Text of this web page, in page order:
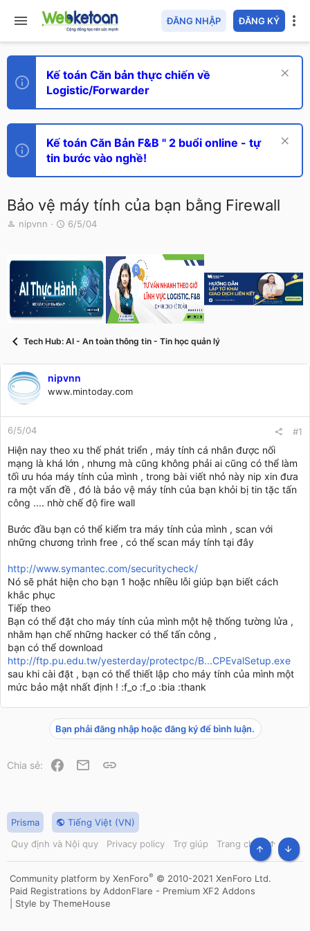
ĐĂNG NHẬP ĐĂNG KÝ
Kế toán Căn bản thực chiến về
Logistic/Forwarder
Kế toán Căn Bản F&B " 2 buổi online - tự
tin bước vào nghề!
Bảo vệ máy tính của bạn bằng Firewall
T
e
a
d
s
a
r
nipvnn
N
y
ử
i
6/5/04
Tech Hub: AI - An toàn thông tin - Tin học quản lý
nipvnn
www.mintoday.com
6/5/04 #1
Hiện nay theo xu thế phát triển , máy tính cá nhân được nối
mạng là khá lớn , nhưng mà cũng không phải ai cũng có thể làm
tối ưu hóa máy tính của mình , trong bài viết nhỏ này nip xin đưa
ra một vấn đề , đó là bảo vệ máy tính của bạn khỏi bị tin tặc tấn
công .... nhờ chế độ fire wall
Bước đầu bạn có thể kiểm tra máy tính của mình , scan với
những chương trình free , có thể scan máy tính tại đây
http://www.symantec.com/securitycheck/
Nó sẽ phát hiện cho bạn 1 hoặc nhiều lỗi giúp bạn biết cách
khắc phục
Tiếp theo
Bạn có thể đặt cho máy tính của mình một hệ thống tường lửa ,
nhằm hạn chế những hacker có thể tấn công ,
bạn có thể download
http://ftp.pu.edu.tw/yesterday/protectpc/B...CPEvalSetup.exe
sau khi cài đặt , bạn có thể thiết lập cho máy tính của mình một
mức bảo mật nhất định ! :f_o :f_o :bia :thank
Bạn phải đăng nhập hoặc đăng ký để bình luận.
Chia sẻ: Facebook
Email
Prisma
Tiếng Việt (VN)
Quy định và Nội quy
Privacy policy Trợ giúp Trang chủ
R
S
Community platform by XenForo® © 2010-2021 XenForo Ltd.
Paid Registrations by AddonFlare - Premium XF2 Addons
Style by ThemeHouse
TOP